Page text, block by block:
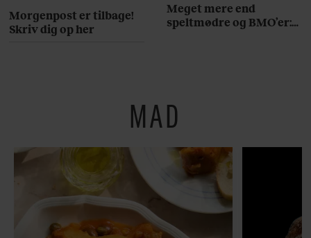
Morgenpost er tilbage!
Skriv dig op her
Meget mere end
speltmødre og BMO’er:
MAD